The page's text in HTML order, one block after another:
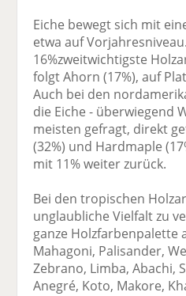
Eiche bewegt sich mit
etwa auf
16%zweitwichtigste
folgt Ahorn (17%), auf
Auch bei den
die Eiche - überwiegend
meisten gefragt, direkt
(32%) und Hardmaple
mit 11% weiter zurück.
Bei den tropischen
unglaubliche Vielfalt zu
ganze Holzfarbenpalette
Mahagoni, Palisander,
Zebrano, Limba, Abachi,
Anegré, Koto, Makore,